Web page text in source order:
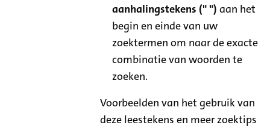
aanhalingstekens (" ") aan het
begin en einde van uw
zoektermen om naar de exacte
combinatie van woorden te
zoeken.
Voorbeelden van het gebruik van
deze leestekens en meer zoektips